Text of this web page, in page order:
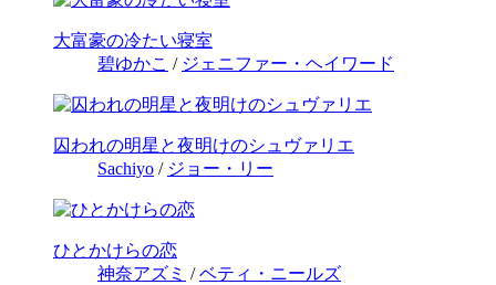
大富豪の冷たい寝室
碧ゆかこ / ジェニファー・ヘイワード
囚われの明星と夜明けのシュヴァリエ
Sachiyo / ジョー・リー
ひとかけらの恋
神奈アズミ /ベティ・ニールズ